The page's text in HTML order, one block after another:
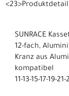
SUNRACE
12-fach,
Kranz aus
kompatibel
11-13-15-17-19-